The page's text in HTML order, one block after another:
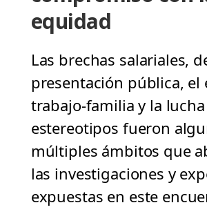
equidad
Las brechas salariales,
presentación pública,
trabajo-familia y la
estereotipos fueron
múltiples ámbitos que
las investigaciones y
expuestas en este